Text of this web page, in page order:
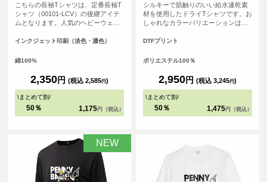
こちらの長袖Tシャツは、定番長袖T
シャツ（00101-LCV）の後継アイテ
ムとなります。人気のヘビーウェイ
合わせたシンプルなシルエットのた
ができる長袖Tシャツとなっていま
インクジェット印刷（淡色・濃色）
綿100%
2,350円 (税込 2,585円)
\まとめて割/
50％ 1,175 円（税込）
シルキーで肌触りのいい給水速乾素
材を使用したドライTシャツです。お
しゃれなカラーバリエーションは、
普段使いのTシャツとしてもおすすめ
DTFプリント
ポリエステル100％
2,950円 (税込 3,245円)
\まとめて割/
50％ 1,475 円（税込）
NEW